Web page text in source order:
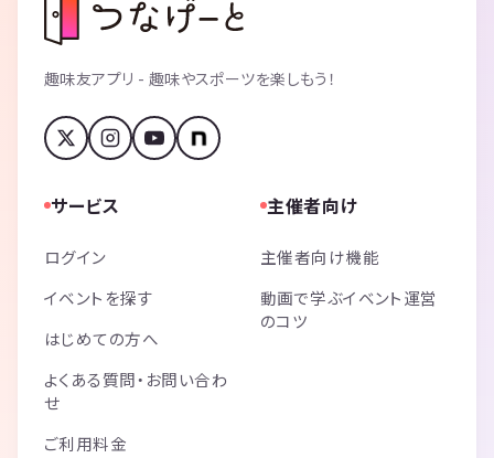
趣味友アプリ - 趣味やスポーツを楽しもう！
サービス
ログイン
イベントを探す
はじめての方へ
よくある質問・お問い合わ
せ
ご利用料金
主催者向け
主催者向け機能
動画で学ぶイベント運営
のコツ